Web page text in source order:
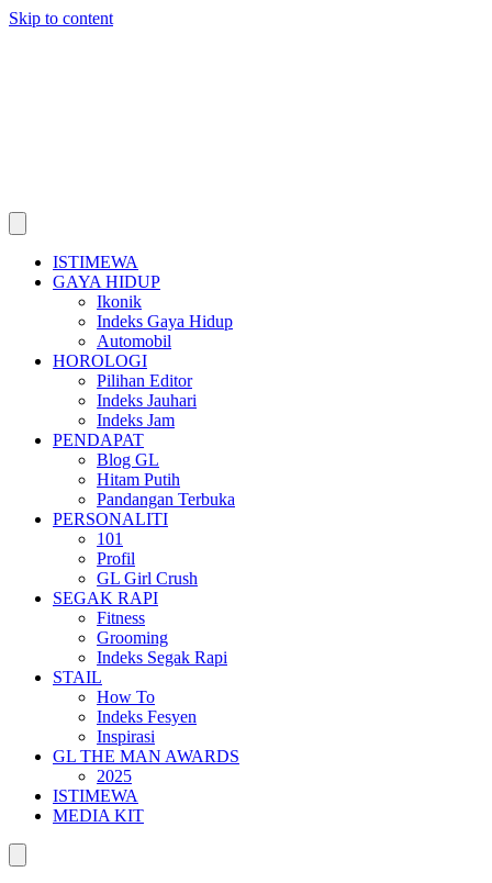
Skip to content
ISTIMEWA
GAYA HIDUP
Ikonik
Indeks Gaya Hidup
Automobil
HOROLOGI
Pilihan Editor
Indeks Jauhari
Indeks Jam
PENDAPAT
Blog GL
Hitam Putih
Pandangan Terbuka
PERSONALITI
101
Profil
GL Girl Crush
SEGAK RAPI
Fitness
Grooming
Indeks Segak Rapi
STAIL
How To
Indeks Fesyen
Inspirasi
GL THE MAN AWARDS
2025
ISTIMEWA
MEDIA KIT